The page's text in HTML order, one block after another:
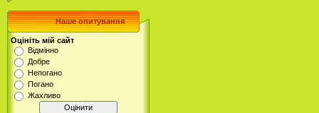
Наше опитування
Оцініть мій сайт
Відмінно
Добре
Непогано
Погано
Жахливо